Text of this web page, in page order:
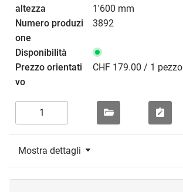
1'600 mm
3892
CHF 179.00 / 1 pezzo
Mostra dettagli